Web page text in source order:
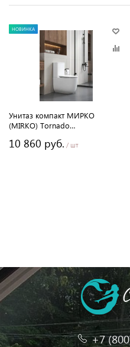
НОВИНКА
Унитаз компакт МИРКО
(MIRKO) Tornado
и быстросъемным сиденьем
10 860 руб. / шт
+7